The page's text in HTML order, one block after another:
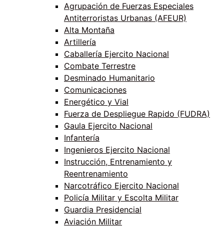
Agrupación de Fuerzas Especiales
Antiterroristas Urbanas (AFEUR)
Alta Montaña
Artillería
Caballería Ejercito Nacional
Combate Terrestre
Desminado Humanitario
Comunicaciones
Energético y Vial
Fuerza de Despliegue Rapido (FUDRA)
Gaula Ejercito Nacional
Infantería
Ingenieros Ejercito Nacional
Instrucción, Entrenamiento y
Reentrenamiento
Narcotráfico Ejercito Nacional
Policía Militar y Escolta Militar
Guardia Presidencial
Aviación Militar